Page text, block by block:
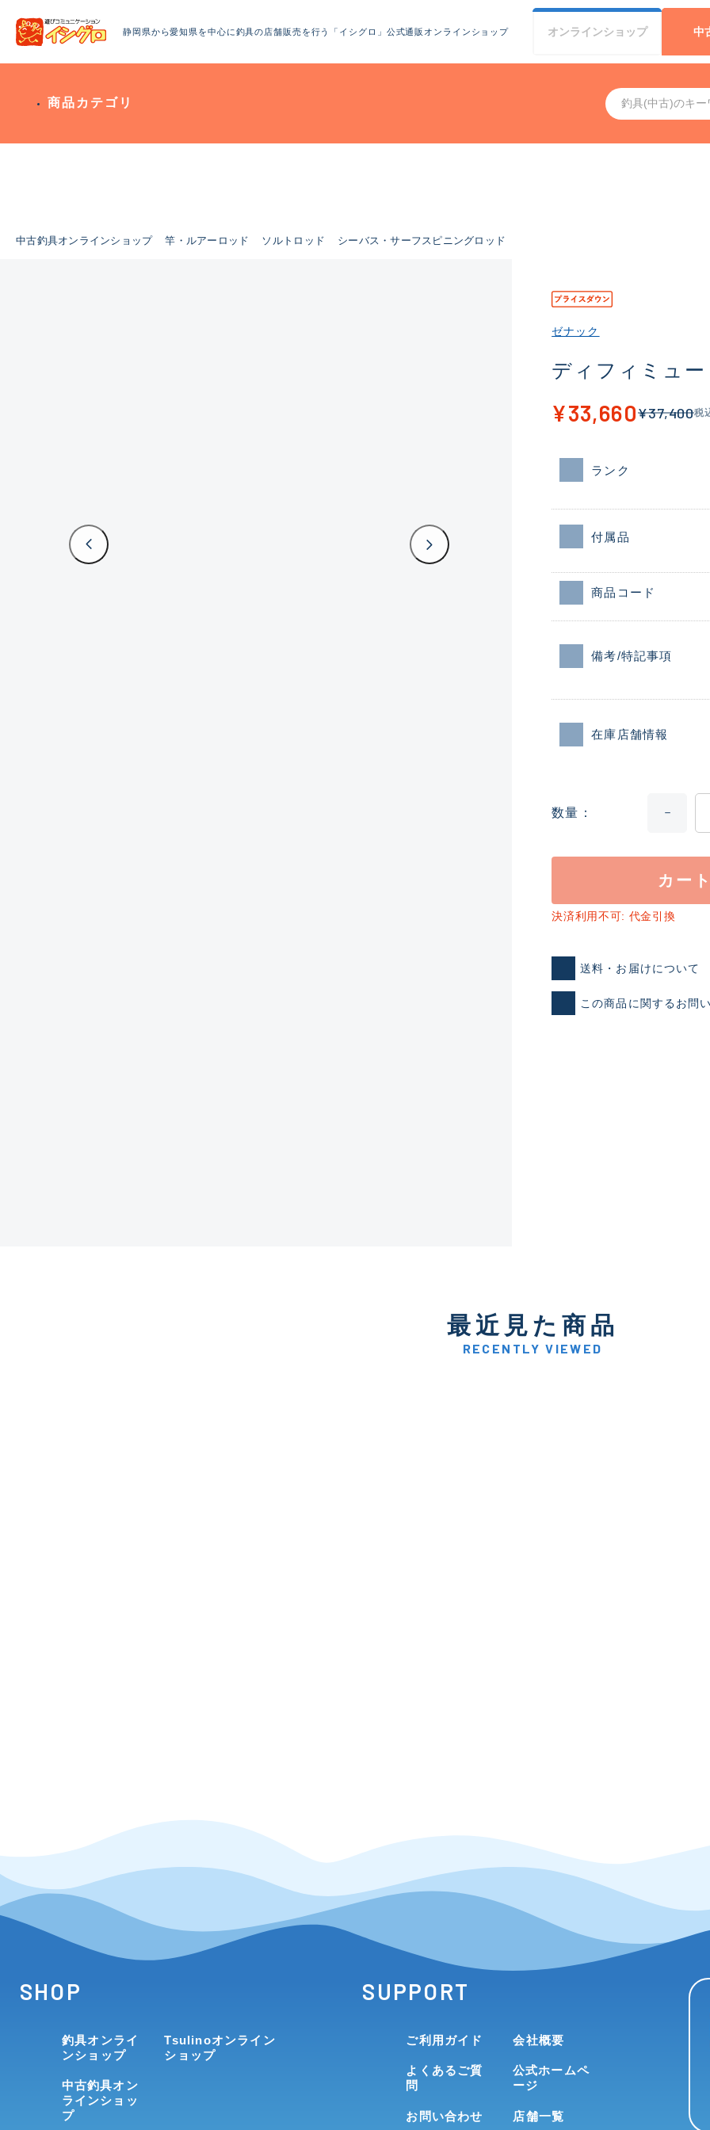
静岡県から愛知県を中心に釣具の店舗販売を行う「イシグロ」公式通販オンラインショップ オンラインショップ 中
商品カテゴリ
中古釣具オンラインショップ 竿・ルアーロッド ソルトロッド シーバス・サーフスピニングロッド
ランクとは？
新古品（メーカー問屋から
品）
※店頭展示時の置き傷が付いて
C-
かなり使用感があり、全体
い品
ゼナック
ディフィミュ
¥33,660¥37,400税
ランク
付属品
商品コード
備考/特記事項
在庫店舗情報
数量
カー
決済利用不可: 代金引換
送料・お届けについて
この商品に関するお問
最近見た商品
RECENTLY VIEWED
SHOP
釣具オンライ
ンショップ
中古釣具オン
ラインショッ
プ
Tsulinoオンライン
ショップ
SUPPORT
ご利用ガイド
よくあるご質
問
お問い合わせ
会社概要
公式ホームペ
ージ
店舗一覧